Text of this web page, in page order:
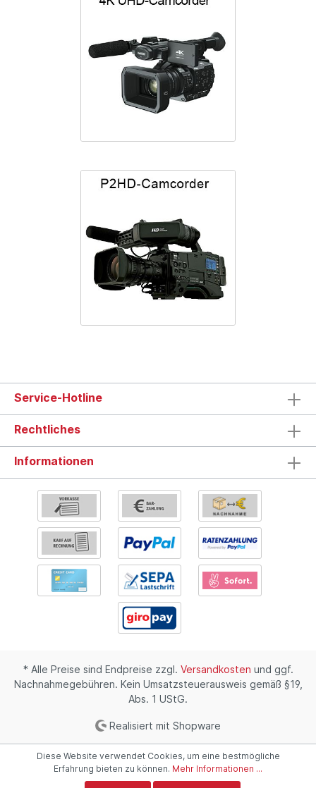
Service-Hotline
Rechtliches
Informationen
* Alle Preise sind Endpreise zzgl. Versandkosten und ggf.
Nachnahmegebühren. Kein Umsatzsteuerausweis gemäß §19,
Abs. 1 UStG.
Realisiert mit Shopware
Diese Website verwendet Cookies, um eine bestmögliche
Erfahrung bieten zu können. Mehr Informationen ...